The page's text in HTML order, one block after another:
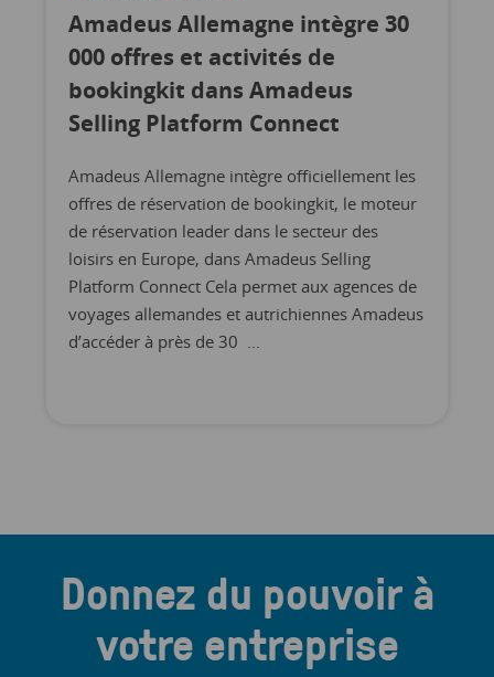
Amadeus Allemagne intègre 30
000 offres et activités de
bookingkit dans Amadeus
Selling Platform Connect
Amadeus Allemagne intègre officiellement les
offres de réservation de bookingkit, le moteur
de réservation leader dans le secteur des
loisirs en Europe, dans Amadeus Selling
Platform Connect Cela permet aux agences de
voyages allemandes et autrichiennes Amadeus
d’accéder à près de 30 ...
Donnez du pouvoir à
votre entreprise